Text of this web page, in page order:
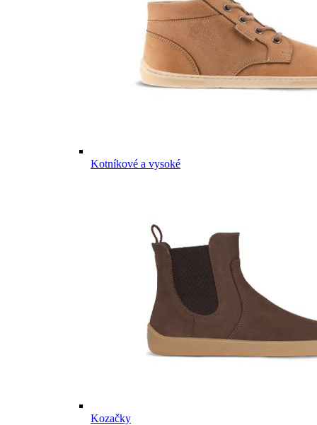
Kotníkové a vysoké
Kozačky